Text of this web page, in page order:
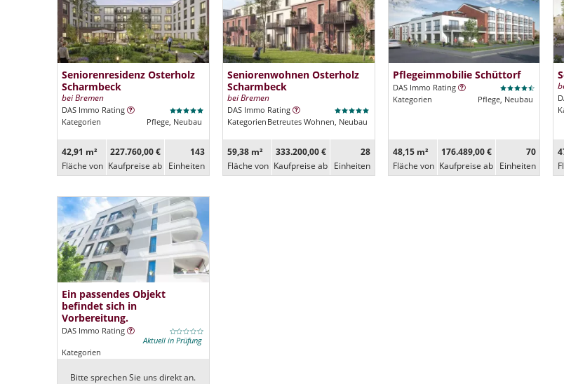
Seniorenresidenz Osterholz
Scharmbeck
bei Bremen
DAS Immo Rating
Kategorien
Pflege, Neubau
42,91 m²
Fläche von
227.760,00 €
Kaufpreise ab
143
Ein­heiten
Seniorenwohnen Osterholz
Scharmbeck
bei Bremen
DAS Immo Rating
Kategorien Betreutes Wohnen, Neubau
59,38 m²
Fläche von
333.200,00 €
Kaufpreise ab
28
Ein­heiten
Pflegeimmobilie Schüttorf
DAS Immo Rating
Kategorien
Pflege, Neubau
48,15 m²
Fläche von
176.489,00 €
Kaufpreise ab
70
Ein­heiten
Ein passendes Objekt
befindet sich in
Vorbereitung.
DAS Immo Rating
Aktuell in Prüfung
Kategorien
Bitte sprechen Sie uns direkt an.